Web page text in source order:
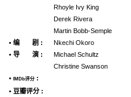
Rhoyle Ivy King
Derek Rivera
Martin Bobb-Semple
• 编 剧 :
Nkechi Okoro
• 导 演 :
Michael Schultz
Christine Swanson
•
IMDb评分 :
• 豆瓣评分 :